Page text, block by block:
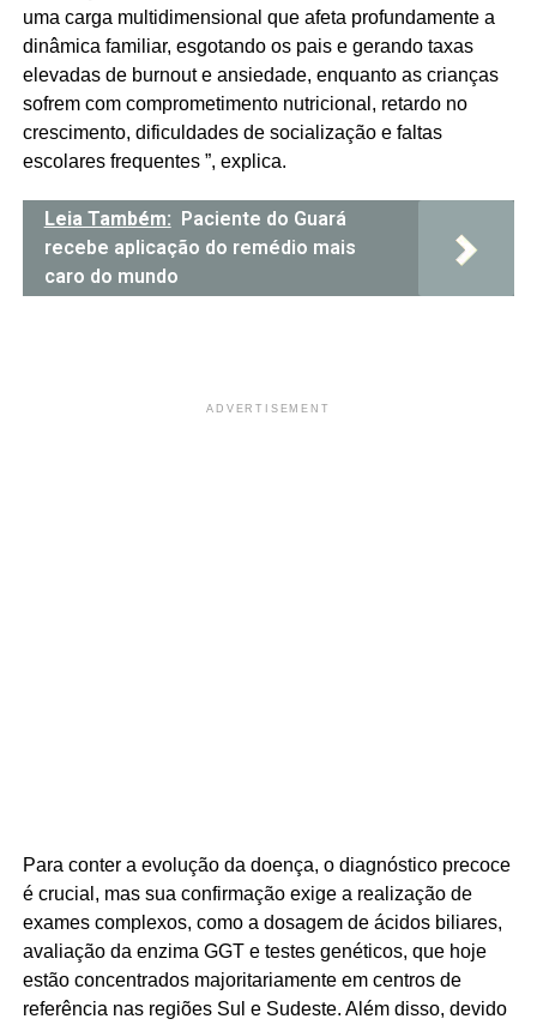
uma carga multidimensional que afeta profundamente a
dinâmica familiar, esgotando os pais e gerando taxas
elevadas de burnout e ansiedade, enquanto as crianças
sofrem com comprometimento nutricional, retardo no
crescimento, dificuldades de socialização e faltas
escolares frequentes ”, explica.
Leia Também: Paciente do Guará
recebe aplicação do remédio mais
caro do mundo
ADVERTISEMENT
Para conter a evolução da doença, o diagnóstico precoce
é crucial, mas sua confirmação exige a realização de
exames complexos, como a dosagem de ácidos biliares,
avaliação da enzima GGT e testes genéticos, que hoje
estão concentrados majoritariamente em centros de
referência nas regiões Sul e Sudeste. Além disso, devido